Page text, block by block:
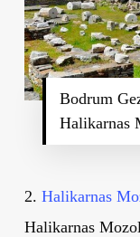
Bodrum
Halikarnas
2. Halikarnas
Halikarnas